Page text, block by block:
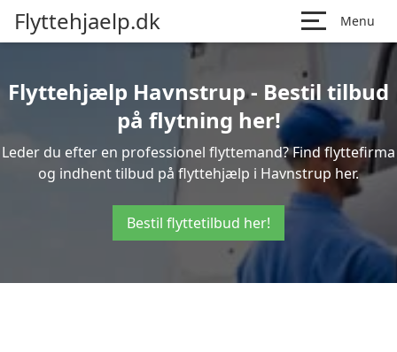
Flyttehjaelp.dk Menu
Flyttehjælp Havnstrup - Bestil tilbud
på flytning her!
Leder du efter en professionel flyttemand? Find flyttefirma
og indhent tilbud på flyttehjælp i Havnstrup her.
Bestil flyttetilbud her!